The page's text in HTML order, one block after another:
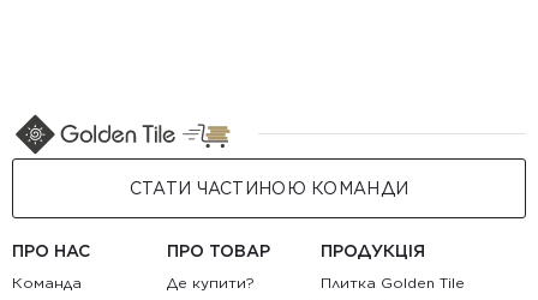
СТАТИ ЧАСТИНОЮ КОМАНДИ
ПРО НАС
Команда
ПРО ТОВАР
Де купити?
ПРОДУКЦІЯ
Плитка Golden Tile